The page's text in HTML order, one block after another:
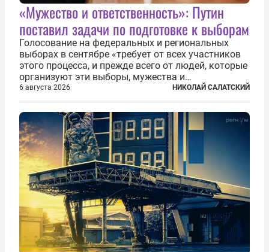
«Мужество и ответственность»: Путин
поставил задачи по подготовке к выборам
Голосование на федеральных и региональных
выборах в сентябре «требует от всех участников
этого процесса, и прежде всего от людей, которые
организуют эти выборы, мужества и
ответственного отношения к формированию
власти», — подчеркнул президент Владимир Путин
на состоявшейся 5 августа в Кремле...
6 августа 2026 НИКОЛАЙ САЛАТСКИЙ